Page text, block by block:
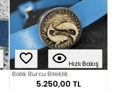
Hızlı Bakış
Balık Burcu Bileklik
5.250,00 TL